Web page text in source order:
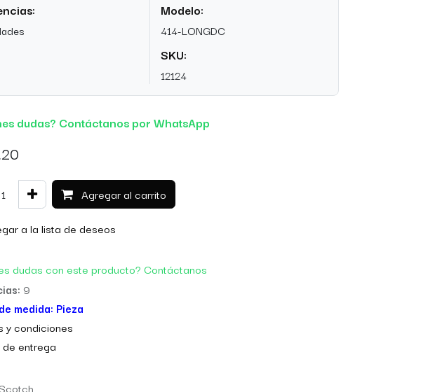
Modelo:
414-LONGDC
SKU:
12124
dudas? Contáctanos por WhatsApp
Agregar al carrito
a la lista de deseos
dudas con este producto? Contáctanos
9
medida: Pieza
y condiciones
entrega